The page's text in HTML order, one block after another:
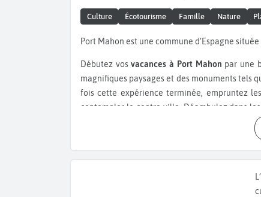
Culture Écotourisme Famille Nature
Port Mahon est une commune d’Espagne située
Débutez vosvacances à Port Mahon par une
magnifiques paysages et des monuments tels
fois cette expérience terminée, empruntez
contempler le centre-ville. Déambulez dans
Place de la
orgue monumental du XIXe siècle, et la
Morereset photographiez lastatue de Mateu
premier théâtre d’opéra construit en